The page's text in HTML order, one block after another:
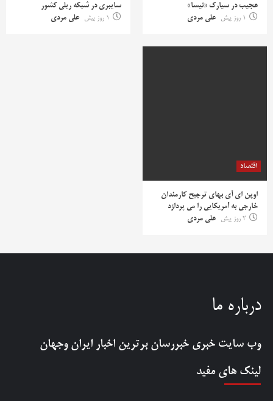
عجیب در سیارک «نیسا»
1 روز پیش
علی مردی
سایبری در شبکه ریلی کشور
1 روز پیش
علی مردی
اقتصاد
اوپن ای آی بهای ترجیح کارمندان
خارجی به آمریکایی را می پردازد
2 روز پیش
علی مردی
درباره ما
وب سایت خبری خبررسان برترین اخبار ایران وجهان
لینک های مفید